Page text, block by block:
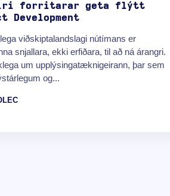
forritarar geta flýtt
viðskiptalandslagi nútímans er
snjallara, ekki erfiðara, til að ná árangri.
um upplýsingatæknigeirann, þar sem
og...